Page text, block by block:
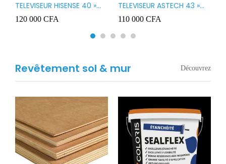
TELEVISEUR HISENSE 40 »
LED SMART VIDAA 40A4K
120 000 CFA
TELEVISEUR ASTECH 43 »
LED 43OD15
110 000 CFA
Revêtement sol & mur Découvrez